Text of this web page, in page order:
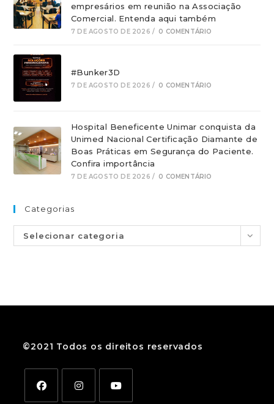
empresários em reunião na Associação
Comercial. Entenda aqui também
7 DE AGOSTO DE 2026 / 0 COMENTÁRIO
#Bunker3D
7 DE AGOSTO DE 2026 / 0 COMENTÁRIO
Hospital Beneficente Unimar conquista da
Unimed Nacional Certificação Diamante de
Boas Práticas em Segurança do Paciente.
Confira importância
7 DE AGOSTO DE 2026 / 0 COMENTÁRIO
Categorias
Selecionar categoria
©2021 Todos os direitos reservados